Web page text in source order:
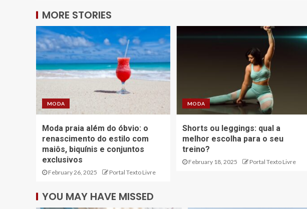
MORE STORIES
MODA
Moda praia além do óbvio: o
renascimento do estilo com
maiôs, biquínis e conjuntos
exclusivos
February 26, 2025 Portal Texto Livre
MODA
Shorts ou leggings: qual a
melhor escolha para o seu
treino?
February 18, 2025 Portal Texto Livre
YOU MAY HAVE MISSED